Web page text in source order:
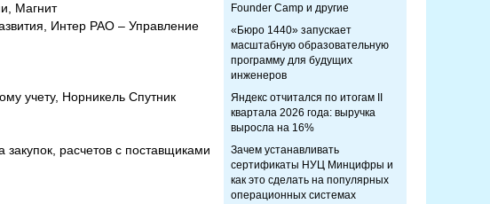
Магнит
Интер РАО – Управление
учету, Норникель Спутник
расчетов с поставщиками
Founder Camp и другие
«Бюро 1440» запускает
масштабную образовательную
программу для будущих
инженеров
Яндекс отчитался по итогам II
квартала 2026 года: выручка
выросла на 16%
Зачем устанавливать
сертификаты НУЦ Минцифры и
как это сделать на популярных
операционных системах